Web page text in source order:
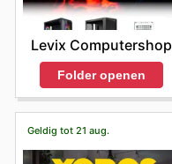
Levix Computershop
Folder openen
Geldig tot 21 aug.